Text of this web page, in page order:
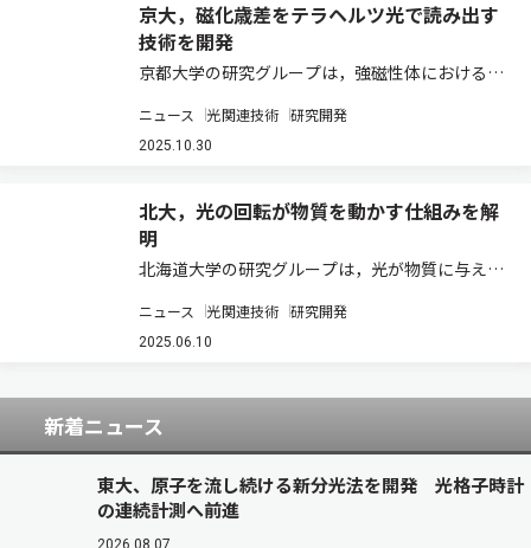
京大，磁化歳差をテラヘルツ光で読み出す
技術を開発
京都大学の研究グループは，強磁性体におけるス
（THz）光の偏光回転として直接読み出すことに
成功した（ニュースリリース）。 従来，磁化の超
T…
ニュース 光関連技術 研究開発
2025.10.30
北大，光の回転が物質を動かす仕組みを解
明
北海道大学の研究グループは，光が物質に与え
を，スピンと軌道の二つに分け，それぞれの損失
量を個別に測定・解析できる新たな理論を提案し
だ…
ニュース 光関連技術 研究開発
2025.06.10
新着ニュース
東大、原子を流し続ける新分光法を開発 光格子時計
の連続計測へ前進
2026.08.07